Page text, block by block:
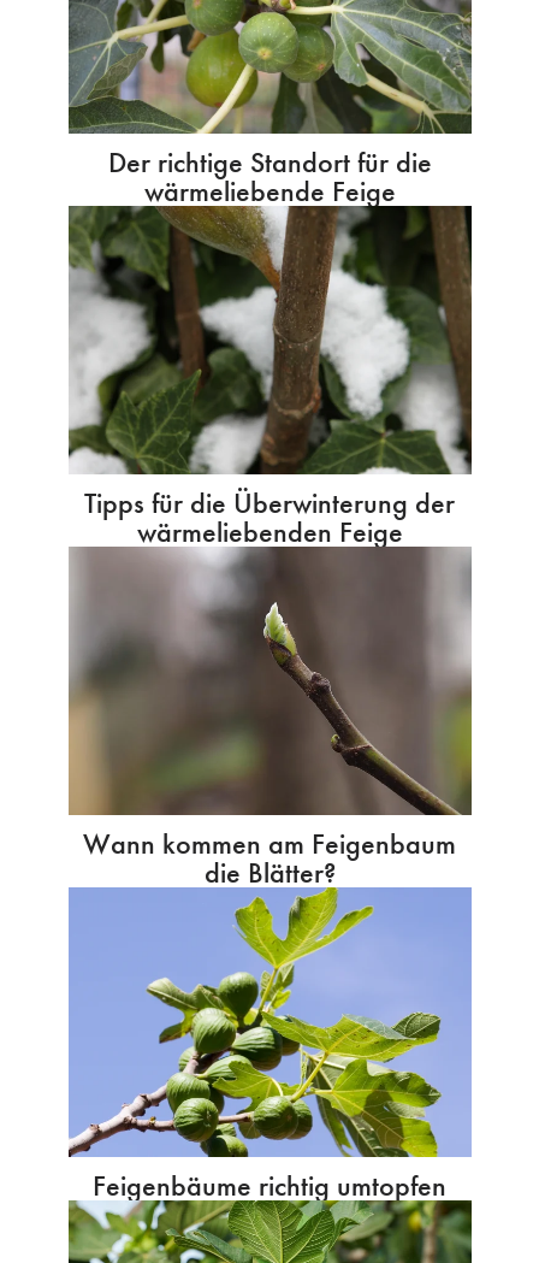
Der richtige Standort für die
wärmeliebende Feige
Tipps für die Überwinterung der
wärmeliebenden Feige
Wann kommen am Feigenbaum
die Blätter?
Feigenbäume richtig umtopfen